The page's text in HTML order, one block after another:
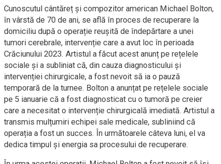
Cunoscutul cântăreț și compozitor american Michael Bolton,
în vârstă de 70 de ani, se află în proces de recuperare la
domiciliu după o operație reușită de îndepărtare a unei
tumori cerebrale, intervenție care a avut loc în perioada
Crăciunului 2023. Artistul a făcut acest anunț pe rețelele
sociale și a subliniat că, din cauza diagnosticului și
intervenției chirurgicale, a fost nevoit să ia o pauză
temporară de la turnee. Bolton a anunțat pe rețelele sociale
pe 5 ianuarie că a fost diagnosticat cu o tumoră pe creier
care a necesitat o intervenție chirurgicală imediată. Artistul a
transmis mulțumiri echipei sale medicale, subliniind că
operația a fost un succes. În următoarele câteva luni, el va
dedica timpul și energia sa procesului de recuperare.